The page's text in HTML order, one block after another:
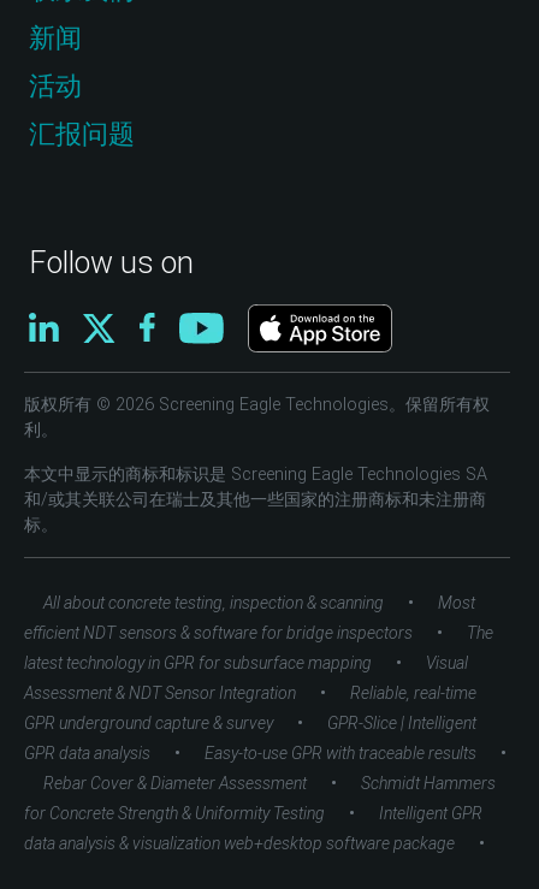
Follow us on
新闻
活动
汇报问题
版权所有 © 2026 Screening Eagle Technologies。保留所有权
利。
本文中显示的商标和标识是 Screening Eagle Technologies SA
和/或其关联公司在瑞士及其他一些国家的注册商标和未注册商
标。
All about concrete testing, inspection & scanning •
Most
efficient NDT sensors & software for bridge inspectors
•
The
latest technology in GPR for subsurface mapping
•
Visual
Assessment & NDT Sensor Integration
•
Reliable, real-time
GPR underground capture & survey
•
GPR-Slice | Intelligent
GPR data analysis
• Easy-to-use GPR with traceable results •
Rebar Cover & Diameter Assessment •
Schmidt Hammers
for Concrete Strength & Uniformity Testing
•
Intelligent GPR
data analysis & visualization web+desktop software package
•